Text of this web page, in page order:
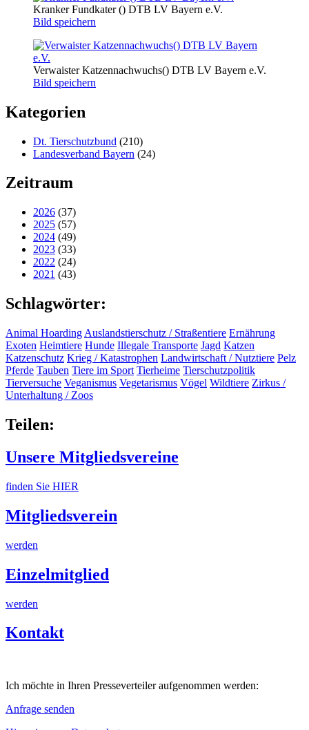
Kranker Fundkater () DTB LV Bayern e.V.
Bild speichern
Verwaister Katzennachwuchs() DTB LV Bayern e.V.
Bild speichern
Kategorien
Dt. Tierschutzbund (210)
Landesverband Bayern (24)
Zeitraum
2026 (37)
2025 (57)
2024 (49)
2023 (33)
2022 (24)
2021 (43)
Schlagwörter:
Animal Hoarding Auslandstierschutz / Straßentiere Ernährung
Exoten Heimtiere Hunde Illegale Transporte Jagd Katzen
Katzenschutz Krieg / Katastrophen Landwirtschaft / Nutztiere Pelz
Pferde Tauben Tiere im Sport Tierheime Tierschutzpolitik
Tierversuche Veganismus Vegetarismus Vögel Wildtiere Zirkus /
Unterhaltung / Zoos
Teilen:
Unsere Mitgliedsvereine
finden Sie HIER
Mitgliedsverein
werden
Einzelmitglied
werden
Kontakt
Ich möchte in Ihren Presseverteiler aufgenommen werden:
Anfrage senden